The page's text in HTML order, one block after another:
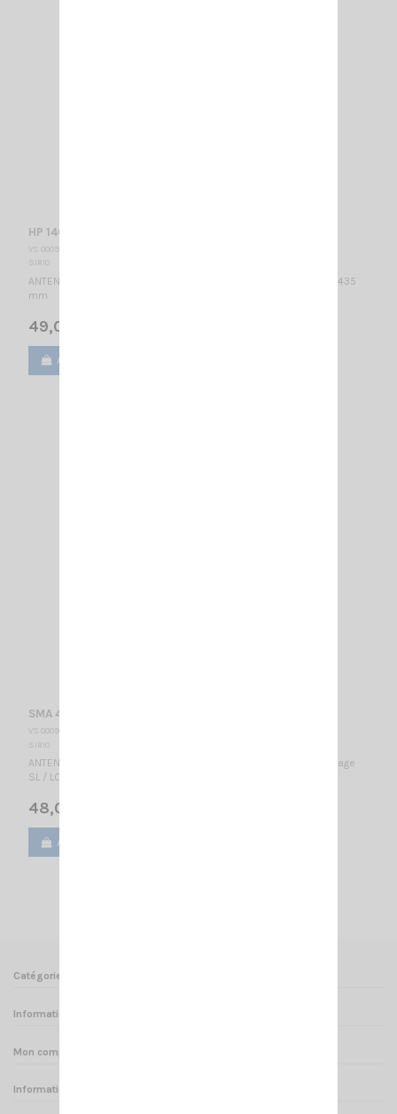
HP 140-175 SIRIO
VS 000985
SIRIO
ANTENNE MOBILE 139.3…175 MHz réglable / Montage PL / 5/8λ / 1435
mm
49,00 €
Ajouter au panier
SMA 47-135 SL + FME SIRIO
VS 000935
SIRIO
ANTENNE MOBILE 46.5…61.5 MHz & 135…175 MHz réglable / Montage
SL / LOW 1/4λ - HIGH 5/8λ / 1505 mm
48,00 €
Ajouter au panier
Catégories
Informations
Mon compte
Informations sur votre boutique